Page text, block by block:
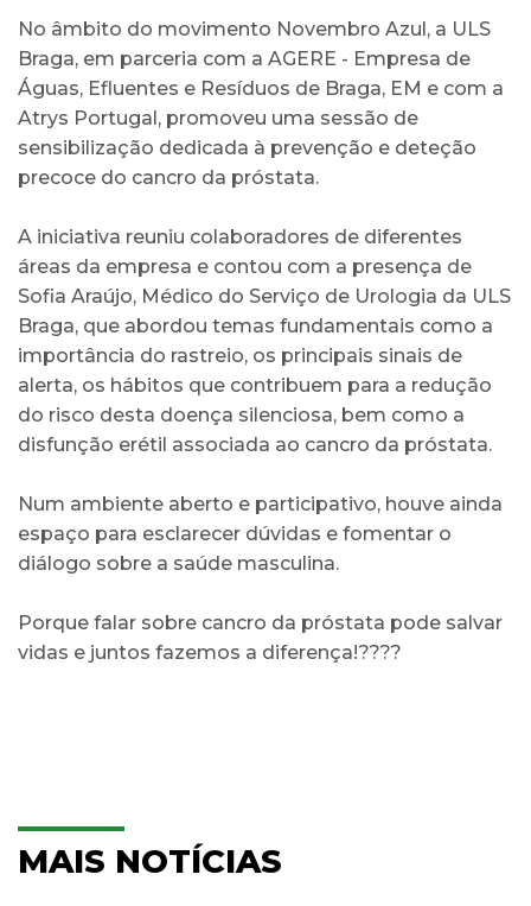
No âmbito do movimento Novembro Azul, a ULS
Braga, em parceria com a AGERE - Empresa de
Águas, Efluentes e Resíduos de Braga, EM e com a
Atrys Portugal, promoveu uma sessão de
sensibilização dedicada à prevenção e deteção
precoce do cancro da próstata.
A iniciativa reuniu colaboradores de diferentes
áreas da empresa e contou com a presença de
Sofia Araújo, Médico do Serviço de Urologia da ULS
Braga, que abordou temas fundamentais como a
importância do rastreio, os principais sinais de
alerta, os hábitos que contribuem para a redução
do risco desta doença silenciosa, bem como a
disfunção erétil associada ao cancro da próstata.
Num ambiente aberto e participativo, houve ainda
espaço para esclarecer dúvidas e fomentar o
diálogo sobre a saúde masculina.
Porque falar sobre cancro da próstata pode salvar
vidas e juntos fazemos a diferença!????
MAIS NOTÍCIAS